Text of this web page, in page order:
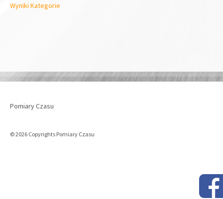
Wyniki Kategorie
Pomiary Czasu
© 2026 Copyrights Pomiary Czasu